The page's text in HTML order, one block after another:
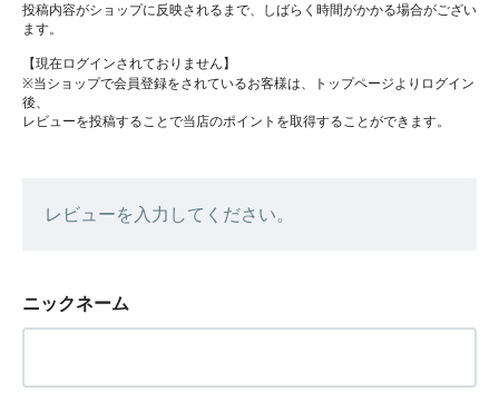
投稿内容がショップに反映されるまで、しばらく時間がかかる場合がござい
ます。
【現在ログインされておりません】
※当ショップで会員登録をされているお客様は、トップページよりログイン
後、
レビューを投稿することで当店のポイントを取得することができます。
レビューを入力してください。
ニックネーム